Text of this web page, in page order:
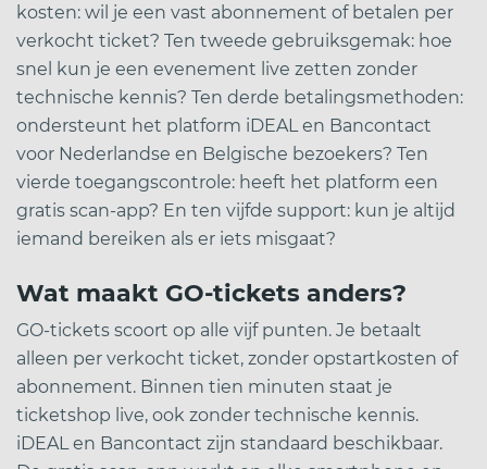
kosten: wil je een vast abonnement of betalen per
verkocht ticket? Ten tweede gebruiksgemak: hoe
snel kun je een evenement live zetten zonder
technische kennis? Ten derde betalingsmethoden:
ondersteunt het platform iDEAL en Bancontact
voor Nederlandse en Belgische bezoekers? Ten
vierde toegangscontrole: heeft het platform een
gratis scan-app? En ten vijfde support: kun je altijd
iemand bereiken als er iets misgaat?
Wat maakt GO-tickets anders?
GO-tickets scoort op alle vijf punten. Je betaalt
alleen per verkocht ticket, zonder opstartkosten of
abonnement. Binnen tien minuten staat je
ticketshop live, ook zonder technische kennis.
iDEAL en Bancontact zijn standaard beschikbaar.